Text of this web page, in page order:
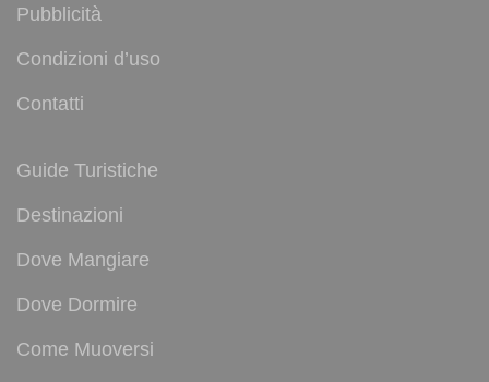
Pubblicità
Condizioni d’uso
Contatti
Guide Turistiche
Destinazioni
Dove Mangiare
Dove Dormire
Come Muoversi